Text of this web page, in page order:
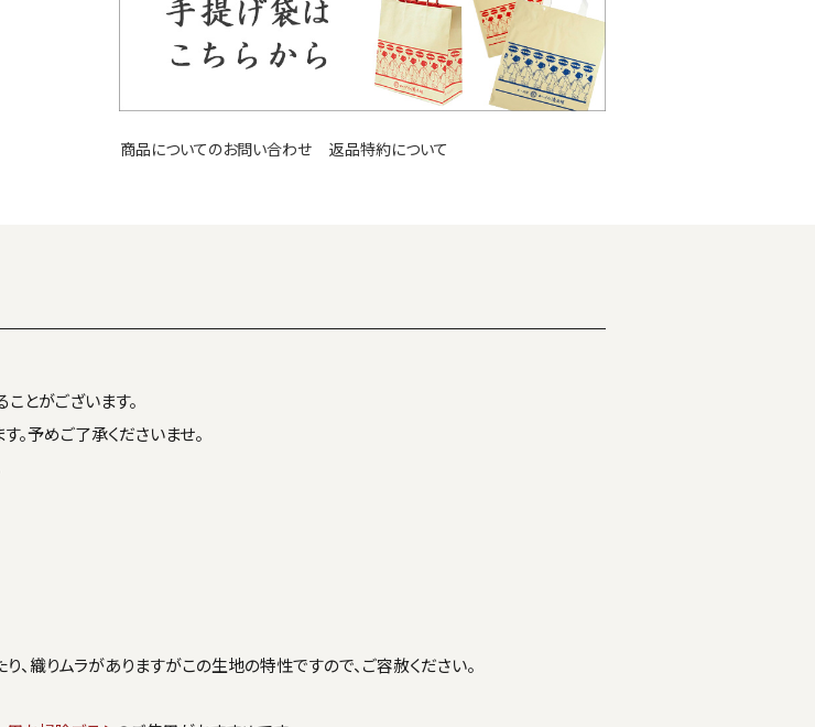
商品についてのお問い合わせ 返品特約について
とがございます。
予めご了承くださいませ。
織りムラがありますがこの生地の特性ですので、ご容赦ください。